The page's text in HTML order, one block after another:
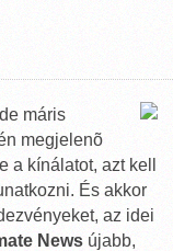
máris
megjelenõ
a kínálatot, azt kell
És akkor
az idei
News újabb,